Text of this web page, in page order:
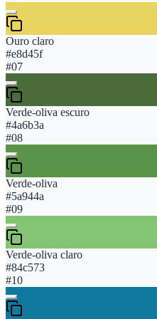
Ouro claro
#e8d45f
#07
Verde-oliva escuro
#4a6b3a
#08
Verde-oliva
#5a944a
#09
Verde-oliva claro
#84c573
#10